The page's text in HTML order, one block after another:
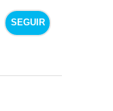
SEGUIR